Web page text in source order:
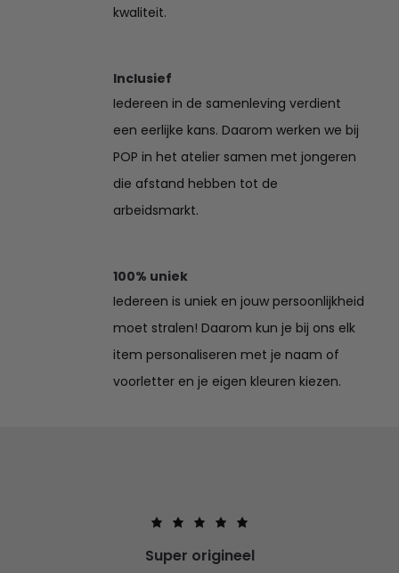
kwaliteit.
Inclusief
Iedereen in de samenleving verdient
een eerlijke kans. Daarom werken we bij
POP in het atelier samen met jongeren
die afstand hebben tot de
arbeidsmarkt.
100% uniek
Iedereen is uniek en jouw persoonlijkheid
moet stralen! Daarom kun je bij ons elk
item personaliseren met je naam of
voorletter en je eigen kleuren kiezen.
Super origineel